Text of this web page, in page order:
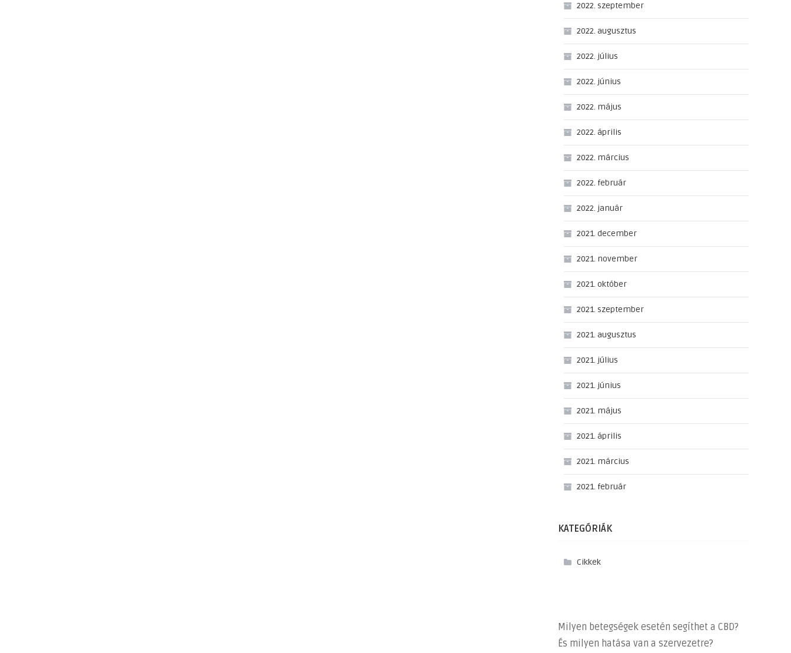
2022. szeptember
2022. augusztus
2022. július
2022. június
2022. május
2022. április
2022. március
2022. február
2022. január
2021. december
2021. november
2021. október
2021. szeptember
2021. augusztus
2021. július
2021. június
2021. május
2021. április
2021. március
2021. február
KATEGÓRIÁK
Cikkek
Milyen betegségek esetén segíthet a CBD?
És milyen hatása van a szervezetre?